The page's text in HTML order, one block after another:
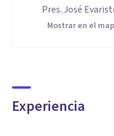
Pres. José
Mostrar en el
Experiencia